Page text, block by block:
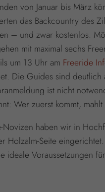
von Januar bis März
das Backcountry des
– und zwar kostenlos.
mit maximal sechs
um 13 Uhr am Freeride
Die Guides sind
ist nicht
Wer zuerst kommt, mahlt
haben wir in
Holzalm-Seite
ideale Voraussetzungen